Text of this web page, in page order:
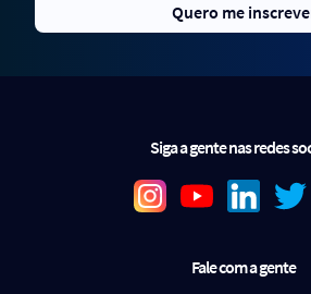
Quero me
Siga a gente nas redes
Fale com a gente